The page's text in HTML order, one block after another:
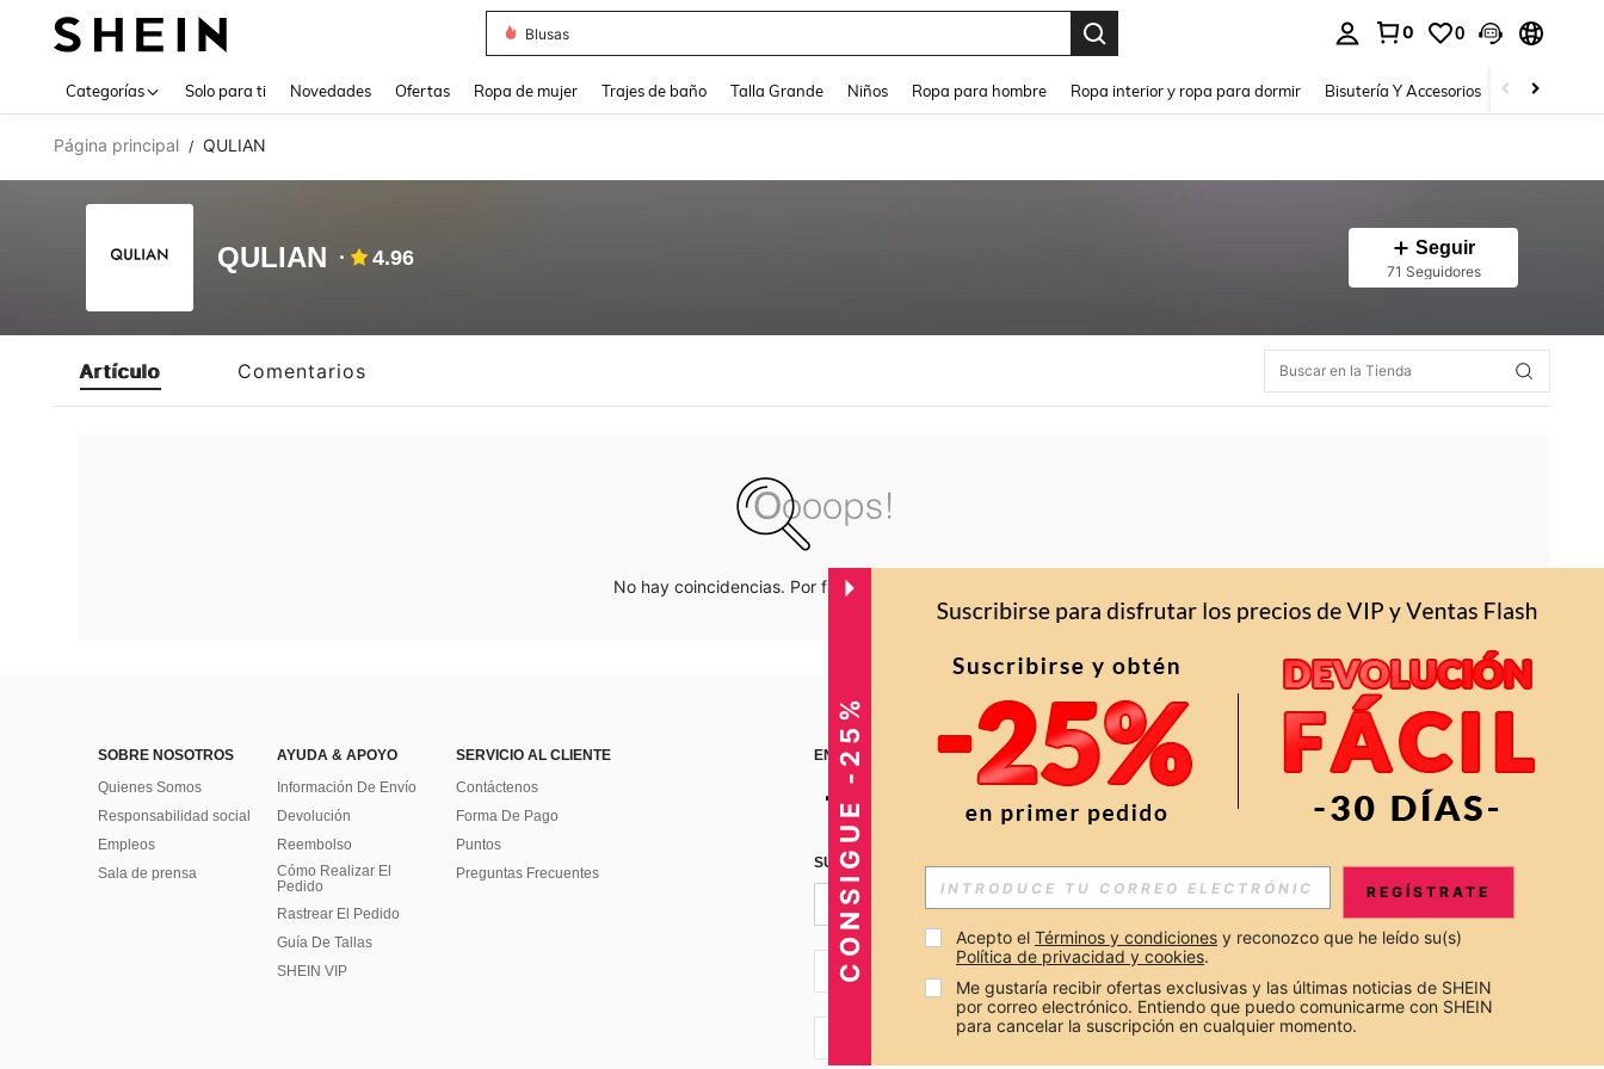
Blusas
0 0
Categorías Solo para ti Novedades Ofertas Ropa de mujer Trajes de baño Talla Grande Niños Ropa para hombre Ropa interior y ropa para dormir Bisutería Y Accesorios Zapatos
Página principal / QULIAN
QULIAN 4.96 Seguir
71 Seguidores
Artículo Comentarios
No hay coincidencias. Por favor inténtalo de nuevo.
SOBRE NOSOTROS
Quienes Somos
Responsabilidad social
Empleos
Sala de prensa
AYUDA & APOYO
Información De Envío
Devolución
Reembolso
Cómo Realizar El
Pedido
Rastrear El Pedido
Guía De Tallas
SHEIN VIP
SERVICIO AL CLIENTE
Contáctenos
Forma De Pago
Puntos
Preguntas Frecuentes
ENCUÉNTRANOS EN APP
SUSCRÍBETE PARA RECIBIR OFERTAS EXCLUSIVAS, PROMOCIONES Y NOTICIAS DE SHEIN
CO + 57
CONSIGUE -25% REGÍSTRATE
Acepto el Términos y condiciones y reconozco que he leído su(s)
Política de privacidad y cookies.
Me gustaría recibir ofertas exclusivas y las últimas noticias de SHEIN
por correo electrónico. Entiendo que puedo comunicarme con SHEIN
para cancelar la suscripción en cualquier momento.